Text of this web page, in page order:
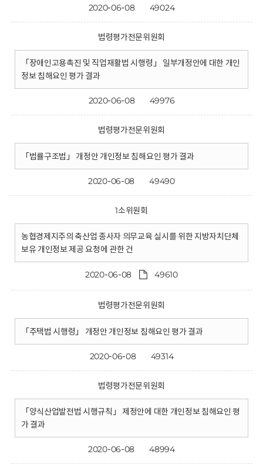
2020-06-08 49024
법령평가전문위원회
「장애인고용촉진 및 직업재활법 시행령」 일부개정안에 대한 개인
정보 침해요인 평가 결과
2020-06-08 49976
법령평가전문위원회
「법률구조법」 개정안 개인정보 침해요인 평가 결과
2020-06-08 49490
1소위원회
농협경제지주의 축산업 종사자 의무교육 실시를 위한 지방자치단체
보유 개인정보 제공 요청에 관한 건
2020-06-08 49610
법령평가전문위원회
「주택법 시행령」 개정안 개인정보 침해요인 평가 결과
2020-06-08 49314
법령평가전문위원회
「양식산업발전법 시행규칙」 제정안에 대한 개인정보 침해요인 평
가 결과
2020-06-08 48994